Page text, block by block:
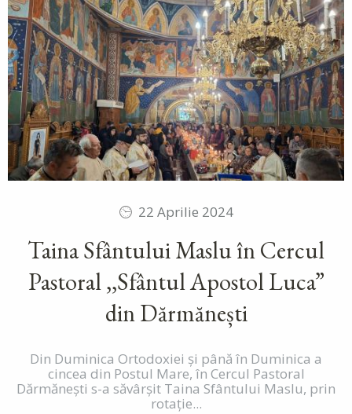
22 Aprilie 2024
Taina Sfântului Maslu în Cercul
Pastoral ,,Sfântul Apostol Luca”
din Dărmănești
Din Duminica Ortodoxiei și până în Duminica a
cincea din Postul Mare, în Cercul Pastoral
Dărmănești s-a săvârșit Taina Sfântului Maslu, prin
rotație...